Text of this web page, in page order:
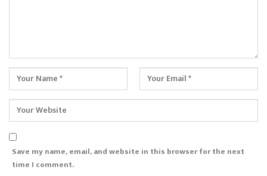
Save my name, email, and website in this browser for the next
time I comment.